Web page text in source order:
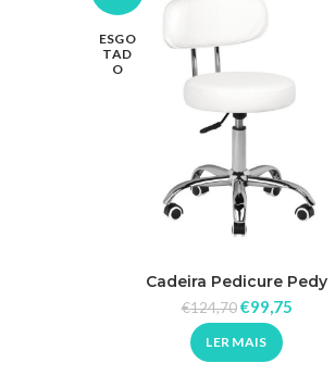
ESGO
TAD
O
Cadeira Pedicure Pedy
€124,70 €99,75
LER MAIS